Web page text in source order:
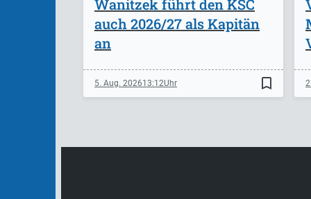
Wanitzek führt den KSC
auch 2026/27 als Kapitän
an
5. Aug. 202613:12 bookmark_border